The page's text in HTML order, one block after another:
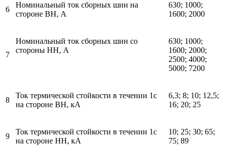
6
Номинальный ток сборных шин на
стороне ВН, А
630; 1000;
1600; 2000
7
Номинальный ток сборных шин со
стороны НН, А
630; 1000;
1600; 2000;
2500; 4000;
5000; 7200
8
Ток термической стойкости в течении 1с
на стороне ВН, кА
6,3; 8; 10; 12,5;
16; 20; 25
9
Ток термической стойкости в течении 1с
на стороне НН, кА
10; 25; 30; 65;
75; 89